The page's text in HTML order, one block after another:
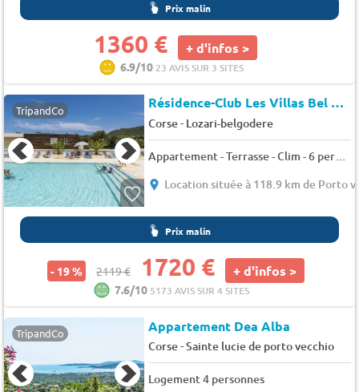
Prix malin
1360 € + d'infos >
6.9/10 23 AVIS SUR 3 SITES
TripandCo Résidence-Club Les Villas Bel Godères
Corse- Lozari-belgodere
Appartement - Terrasse - Clim - 6 pers. - 42m2
Location située à 118.9 km de Porto
Prix malin
- 19 % 2119 € 1720 € + d'infos >
7.6/10 5173 AVIS SUR 4 SITES
TripandCo Appartement Dea Alba
Corse-Sainte lucie de porto vecchio
Logement 4 personnes